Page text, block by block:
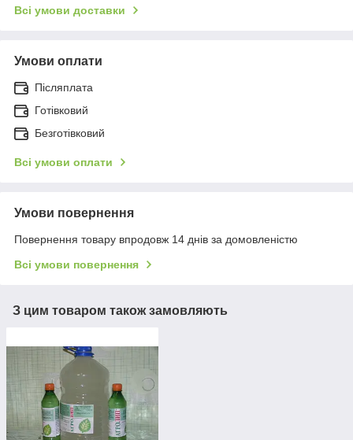
Всі умови доставки
Умови оплати
Післяплата
Готівковий
Безготівковий
Всі умови оплати
Умови повернення
Повернення товару впродовж 14 днів за домовленістю
Всі умови повернення
З цим товаром також замовляють